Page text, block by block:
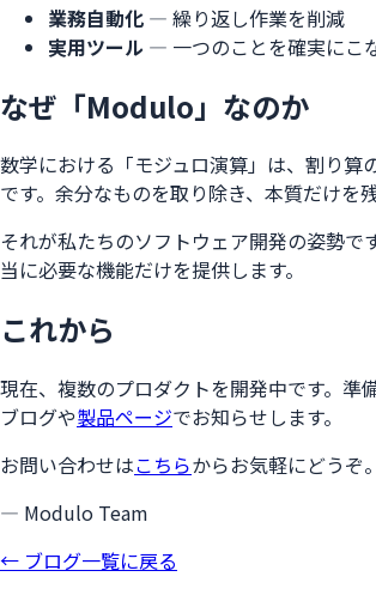
業務自動化 — 繰り返し作業を削減
実用ツール — 一つのことを確実にこ
なぜ「Modulo」なのか
数学における「モジュロ演算」は、割り算
です。余分なものを取り除き、本質だけを残
それが私たちのソフトウェア開発の姿勢で
当に必要な機能だけを提供します。
これから
現在、複数のプロダクトを開発中です。準
ブログや製品ページでお知らせします。
お問い合わせはこちらからお気軽にどうぞ。
— Modulo Team
← ブログ一覧に戻る